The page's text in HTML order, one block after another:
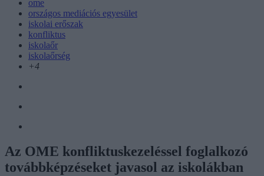
ome
országos mediációs egyesület
iskolai erőszak
konfliktus
iskolaőr
iskolaőrség
+4
Az OME konfliktuskezeléssel foglalkozó
továbbképzéseket javasol az iskolákban